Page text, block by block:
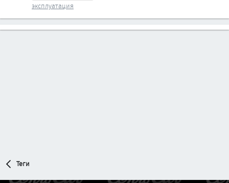
эксплуатация
Теги